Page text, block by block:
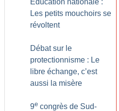
Éducation nationale :
Les petits mouchoirs se
révoltent
Débat sur le
protectionnisme : Le
libre échange, c’est
aussi la misère
9e congrès de Sud-